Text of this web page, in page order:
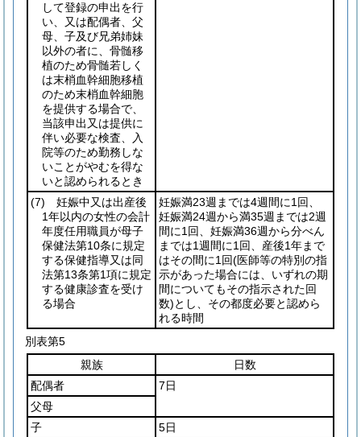
して登録の申出を行
い、又は配偶者、父
母、子及び兄弟姉妹
以外の者に、骨髄移
植のため骨髄若しく
は末梢血幹細胞移植
のため末梢血幹細胞
を提供する場合で、
当該申出又は提供に
伴い必要な検査、入
院等のため勤務しな
いことがやむを得な
いと認められるとき
(7) 妊娠中又は出産後
1年以内の女性の会計
年度任用職員が母子
保健法第10条に規定
する保健指導又は同
法第13条第1項に規定
する健康診査を受け
る場合
妊娠満23週までは4週間に1回、
妊娠満24週から満35週までは2週
間に1回、妊娠満36週から分べん
までは1週間に1回、産後1年まで
はその間に1回(医師等の特別の指
示があった場合には、いずれの期
間についてもその指示された回
数)とし、その都度必要と認めら
れる時間
別表第5
親族
日数
配偶者
7日
父母
子
5日